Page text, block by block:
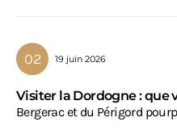
19 juin 2026
Visiter la Dordogne : que
Bergerac et du Périgord